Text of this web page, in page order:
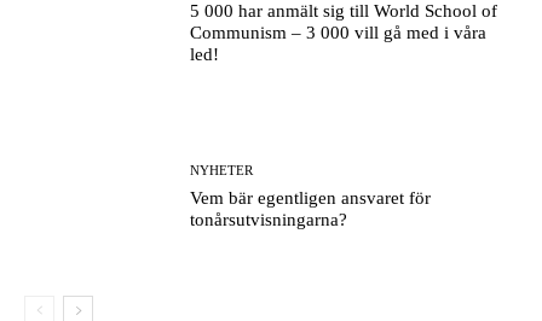
5 000 har anmält sig till World School of
Communism – 3 000 vill gå med i våra
led!
NYHETER
Vem bär egentligen ansvaret för
tonårsutvisningarna?